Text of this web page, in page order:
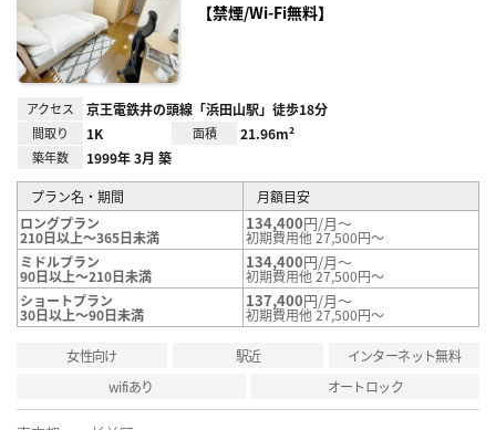
【禁煙/Wi-Fi無料】
アクセス 京王電鉄井の頭線「浜田山駅」徒歩18分
間取り 1K 面積 21.96m²
築年数 1999年 3月 築
プラン名・期間
月額目安
ロングプラン
210日以上～365日未満
134,400円/月～
初期費用他 27,500円～
ミドルプラン
90日以上～210日未満
134,400円/月～
初期費用他 27,500円～
ショートプラン
30日以上～90日未満
137,400円/月～
初期費用他 27,500円～
女性向け 駅近
インターネット無料
wifiあり
オートロック